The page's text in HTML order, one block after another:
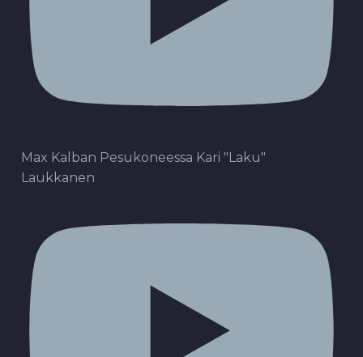
Max Kalban Pesukoneessa Kari "Laku"
Laukkanen